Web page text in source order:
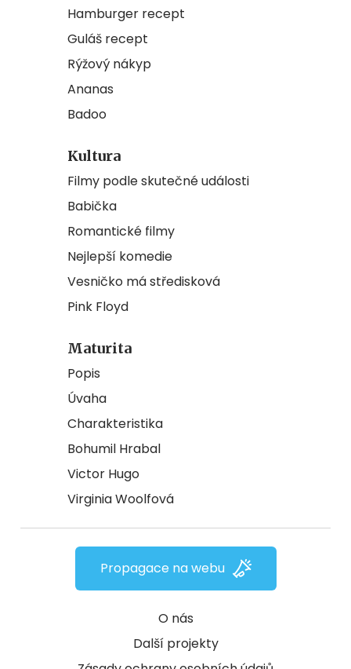
Hamburger recept
Guláš recept
Rýžový nákyp
Ananas
Badoo
Kultura
Filmy podle skutečné události
Babička
Romantické filmy
Nejlepší komedie
Vesničko má středisková
Pink Floyd
Maturita
Popis
Úvaha
Charakteristika
Bohumil Hrabal
Victor Hugo
Virginia Woolfová
O nás
Další projekty
Propagace na webu